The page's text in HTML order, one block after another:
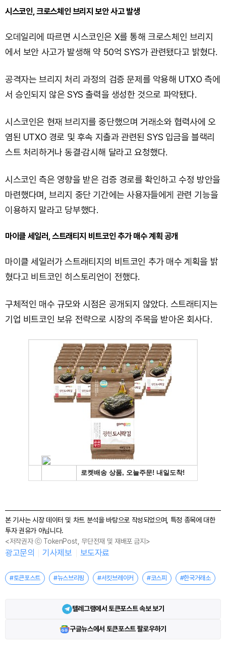
시스코인, 크로스체인 브리지 보안 사고 발생
오데일리에 따르면 시스코인은 X를 통해 크로스체인 브리지
에서 보안 사고가 발생해 약 50억 SYS가 관련됐다고 밝혔다.
공격자는 브리지 처리 과정의 검증 문제를 악용해 UTXO 측에
서 승인되지 않은 SYS 출력을 생성한 것으로 파악됐다.
시스코인은 현재 브리지를 중단했으며 거래소와 협력사에 오
염된 UTXO 경로 및 후속 지출과 관련된 SYS 입금을 블랙리
스트 처리하거나 동결·감시해 달라고 요청했다.
시스코인 측은 영향을 받은 검증 경로를 확인하고 수정 방안을
마련했다며, 브리지 중단 기간에는 사용자들에게 관련 기능을
이용하지 말라고 당부했다.
마이클 세일러, 스트래티지 비트코인 추가 매수 계획 공개
마이클 세일러가 스트래티지의 비트코인 추가 매수 계획을 밝
혔다고 비트코인 히스토리언이 전했다.
구체적인 매수 규모와 시점은 공개되지 않았다. 스트래티지는
기업 비트코인 보유 전략으로 시장의 주목을 받아온 회사다.
본 기사는 시장 데이터 및 차트 분석을 바탕으로 작성되었으며, 특정 종목에 대한
투자 권유가 아닙니다.
<저작권자 ⓒ TokenPost, 무단전재 및 재배포 금지>
광고문의 기사제보 보도자료
#토큰포스트 #뉴스브리핑 #서킷브레이커 #코스피 #한국거래소
텔레그램에서 토큰포스트 속보 보기
구글뉴스에서 토큰포스트 팔로우하기